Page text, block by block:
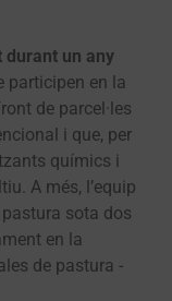
durant un any
participen en la
de parcel·les
i que, per
químics i
A més, l’equip
sota dos
en la
de pastura -